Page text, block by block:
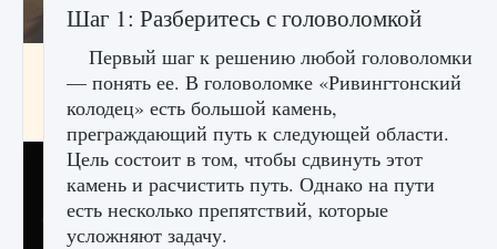
Как исправить неработающие награды For
Honor
9 августа 2024 1 205 0
Шаг 1: Разберитесь с головоломкой
Первый шаг к решению любой головоломки
— понять ее. В головоломке «Ривингтонский
колодец» есть большой камень,
преграждающий путь к следующей области.
Цель состоит в том, чтобы сдвинуть этот
камень и расчистить путь. Однако на пути
есть несколько препятствий, которые
усложняют задачу.